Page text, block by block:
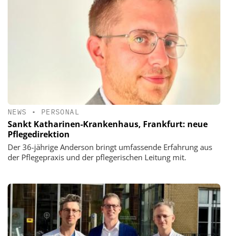
NEWS • PERSONAL
Sankt Katharinen-Krankenhaus, Frankfurt: neue
Pflegedirektion
Der 36-jährige Anderson bringt umfassende Erfahrung aus
der Pflegepraxis und der pflegerischen Leitung mit.